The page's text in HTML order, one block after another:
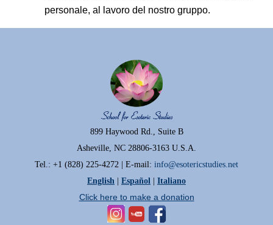
personale, al lavoro del nostro gruppo.
899 Haywood Rd., Suite B
Asheville, NC 28806-3163 U.S.A.
Tel.: +1 (828) 225-4272 | E-mail: info@esotericstudies.net
English
Español Italiano
Click here to make a donation